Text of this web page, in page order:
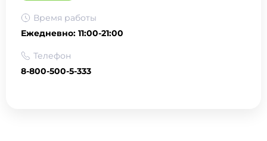
Время работы
Ежедневно: 11:00-21:00
Телефон
8-800-500-5-333